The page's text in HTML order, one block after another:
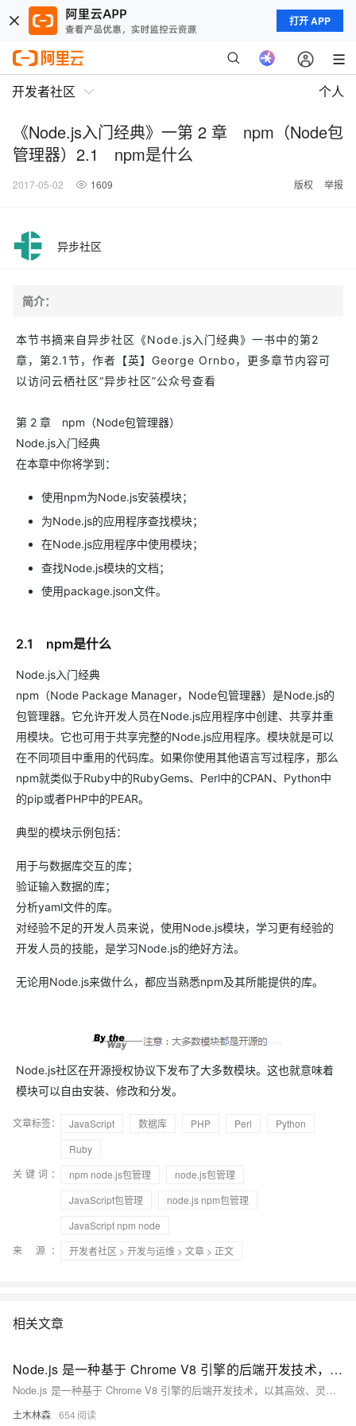
打开 APP
开发者社区 个人
《Node.js入门经典》一第 2 章 npm（Node包
管理器）2.1 npm是什么
2017-05-02 1609 版权 举报
异步社区
简介：
本节书摘来自异步社区《Node.js入门经典》一书中的第2
章，第2.1节，作者【英】George Ornbo，更多章节内容可
以访问云栖社区“异步社区”公众号查看
第 2 章 npm（Node包管理器）
Node.js入门经典
在本章中你将学到：
使用npm为Node.js安装模块；
为Node.js的应用程序查找模块；
在Node.js应用程序中使用模块；
查找Node.js模块的文档；
使用package.json文件。
2.1 npm是什么
Node.js入门经典
npm（Node Package Manager，Node包管理器）是Node.js的
包管理器。它允许开发人员在Node.js应用程序中创建、共享并重
用模块。它也可用于共享完整的Node.js应用程序。模块就是可以
在不同项目中重用的代码库。如果你使用其他语言写过程序，那么
npm就类似于Ruby中的RubyGems、Perl中的CPAN、Python中
的pip或者PHP中的PEAR。
典型的模块示例包括：
用于与数据库交互的库；
验证输入数据的库；
分析yaml文件的库。
对经验不足的开发人员来说，使用Node.js模块，学习更有经验的
开发人员的技能，是学习Node.js的绝好方法。
无论用Node.js来做什么，都应当熟悉npm及其所能提供的库。
Node.js社区在开源授权协议下发布了大多数模块。这也就意味着
模块可以自由安装、修改和分发。
文章标签： JavaScript 数据库 PHP Perl
Python
Ruby
关键词：
npm node.js包管理
node.js包管理
JavaScript包管理
node.js npm包管理
JavaScript npm node
来 源：
开发者社区 > 开发与运维 > 文章 > 正文
相关文章
Node.js 是一种基于 Chrome V8 引擎的后端开发技术，以其高效、灵活著称。本文将介绍 Node.js 的基础概念
Node.js 是一种基于 Chrome V8 引擎的后端开发技术，以其高效、灵活著称。本文将介绍 Node.js 的基础概念，包括事件驱动、单线程模型和模块系统；探讨其安装配置、核心模块使用、实战应用如搭建 Web 服务器、文件操作及实时通信；分析项目结构与开发流程，讨论其优势与挑战，并通过案例展示 Node.js 在实际项目中的应用，旨在帮助开发者更好地掌握这一强大工具。
土木林森 654